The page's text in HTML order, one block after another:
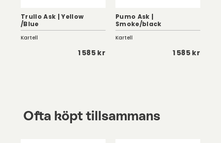
Trullo Ask | Yellow
/Blue
Kartell
1 585 kr
Pumo Ask |
Smoke/black
Kartell
1 585 kr
Ofta köpt tillsammans